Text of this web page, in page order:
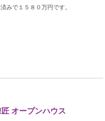
みで１５８０万円です。
オープンハウス